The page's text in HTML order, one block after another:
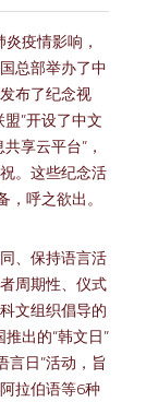
疫情影响，
总部举办了中
布了纪念视
”开设了中文
享云平台”，
。这些纪念活
呼之欲出。
、保持语言活
周期性、仪式
文组织倡导的
出的“韩文日”
言日”活动，旨
拉伯语等6种